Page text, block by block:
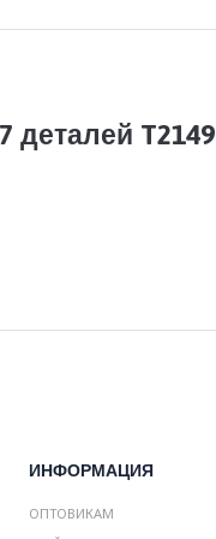
деталей T2149
ИНФОРМАЦИЯ
ОПТОВИКАМ